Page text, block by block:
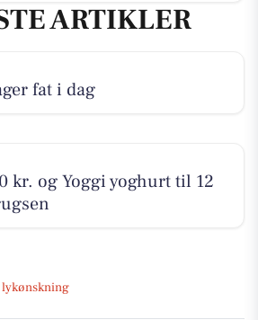
ARTIKLER
fat i dag
kr. og Yoggi yoghurt til 12
lykønskning